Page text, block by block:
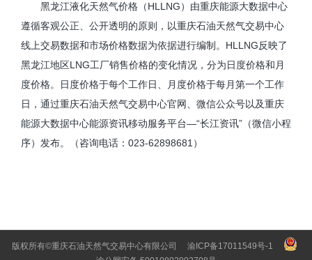
黑龙江液化天然气价格（HLLNG）由重庆能源大数据中心
遵循客观公正、公开透明的原则，以重庆石油天然气交易中心
线上交易数据和市场价格数据为依据进行编制。HLLNG反映了
黑龙江地区LNG工厂销售价格的变化情况，分为日度价格和月
度价格。日度价格于每个工作日、月度价格于每月第一个工作
日，通过重庆石油天然气交易中心官网、微信公众号以及重庆
能源大数据中心能源资讯移动服务平台—“长江资讯”（微信小程
序）发布。（咨询电话：023-62898681）
版权所有©重庆石油天然气交易中心有限公司
渝ICP备17011549号-1